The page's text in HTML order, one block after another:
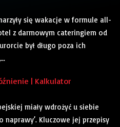
się wakacje w formule all-
z darmowym cateringiem od
był długo poza ich
| Kalkulator
miały wdrożyć u siebie
naprawy’. Kluczowe jej przepisy